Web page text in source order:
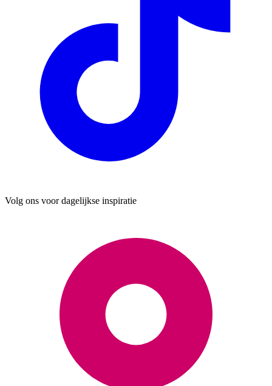
Volg ons voor dagelijkse inspiratie